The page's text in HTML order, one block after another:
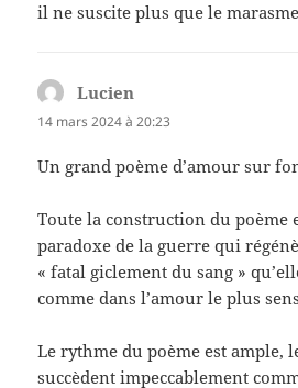
il ne suscite plus que le
Lucien
14 mars 2024 à 20:23
Un grand poème d’amour sur
Toute la construction du poème
paradoxe de la guerre qui
« fatal giclement du sang »
comme dans l’amour le plus
Le rythme du poème est ample,
succèdent impeccablement